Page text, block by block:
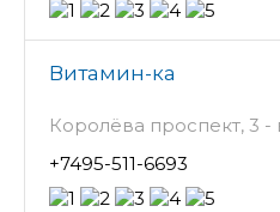
Витамин-ка
Королёва проспект, 3
+7495-511-6693